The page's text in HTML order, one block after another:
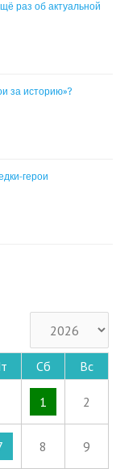
раз об актуальной
за историю»?
герои
Сб Вс
1 2
8 9